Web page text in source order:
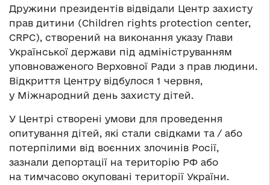
Дружини президентів відвідали Центр захисту
прав дитини (Children rights protection center,
CRPC), створений на виконання указу Глави
Української держави під адмініструванням
уповноваженого Верховної Ради з прав людини.
Відкриття Центру відбулося 1 червня,
у Міжнародний день захисту дітей.
У Центрі створені умови для проведення
опитування дітей, які стали свідками та / або
потерпілими від воєнних злочинів Росії,
зазнали депортації на територію РФ або
на тимчасово окуповані території України.